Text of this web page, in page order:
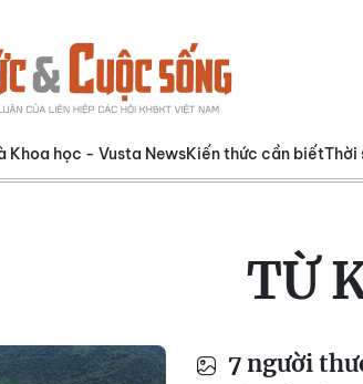
Khoa học - Vusta NewsKiến thức cần biếtThời
TỪ
7 người